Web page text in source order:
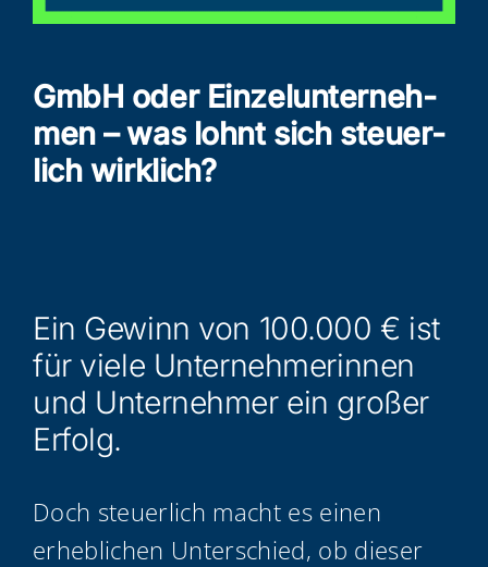
GmbH oder Ein­zel­un­ter­neh­
men – was lohnt sich steu­er­
lich wirklich?
Ein Gewinn von 100.000 € ist
für vie­le Unter­neh­me­rin­nen
und Unter­neh­mer ein gro­ßer
Erfolg.
Doch steu­er­lich macht es einen
erheb­li­chen Unter­schied, ob die­ser